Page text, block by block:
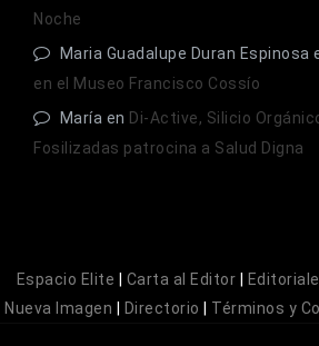
Noche
Maria Guadalupe Duran Espinosa
en el Museo Francisco Cossío
María en Di-Active, Silicio
Fosilizadas patrocina a Salud Digna
Espacio Elite Carta al Editor
Nueva Imagen
Directorio Términos y